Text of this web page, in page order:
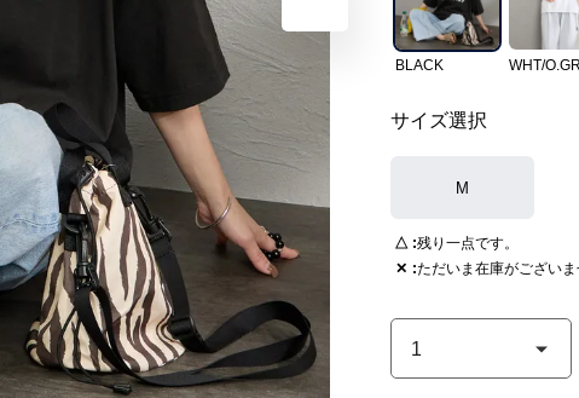
BLACK WHT/
サイズ選択
M
△ 残り一点です。
✕
ただいま在庫がございま